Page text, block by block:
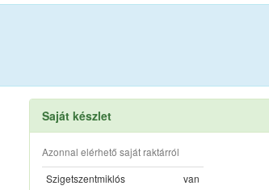
Saját készlet
Azonnal elérhető saját raktárról
Szigetszentmiklós
van